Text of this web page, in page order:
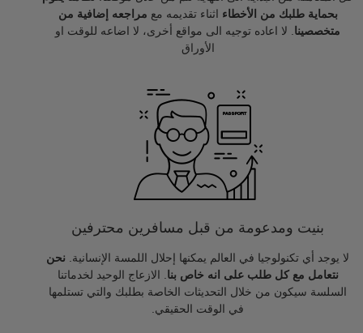
بحماية طلبك من الأخطاء اثناء تقديمه مع مراجعه إضافية من
متخصصينا . لا اعاده توجيه الى مواقع أخرى، لا اضاعه للوقت او
الأوراق
بنيت ومدعومة من قبل مسافرين محترفين
لا يوجد أي تكنولوجيا في العالم يمكنها إحلال اللمسة الإنسانية. نحن
نتعامل مع كل طلب على انه خاص بنا . الازعاج الوحيد لخدماتنا
السلسة سيكون من خلال التحديثات الخاصة بطلبك والتي تستلمها
في الوقت الحقيقي.